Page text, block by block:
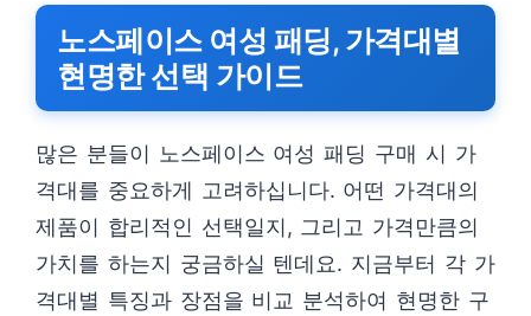
노스페이스 여성 패딩, 가격대별
현명한 선택 가이드
많은 분들이 노스페이스 여성 패딩 구매 시 가
격대를 중요하게 고려하십니다. 어떤 가격대의
제품이 합리적인 선택일지, 그리고 가격만큼의
가치를 하는지 궁금하실 텐데요. 지금부터 각 가
격대별 특징과 장점을 비교 분석하여 현명한 구